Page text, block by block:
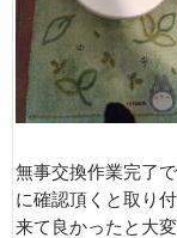
無事交換作業完了
に確認頂くと取り
来て良かったと大